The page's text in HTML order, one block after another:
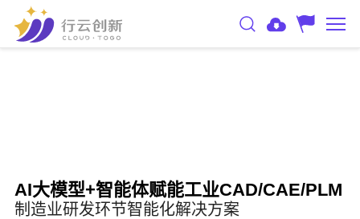
AI大模型+智能体赋能工业CAD/CAE/PLM
制造业研发环节智能化解决方案